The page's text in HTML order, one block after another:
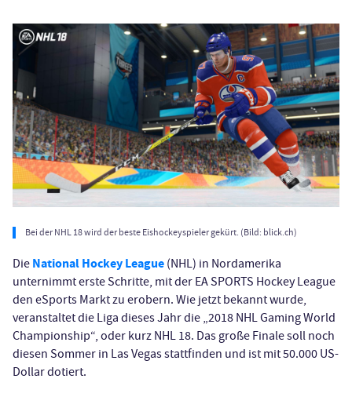
Bei der NHL 18 wird der beste Eishockeyspieler gekürt. (Bild: blick.ch)
Die National Hockey League (NHL) in Nordamerika
unternimmt erste Schritte, mit der EA SPORTS Hockey League
den eSports Markt zu erobern. Wie jetzt bekannt wurde,
veranstaltet die Liga dieses Jahr die „2018 NHL Gaming World
Championship“, oder kurz NHL 18. Das große Finale soll noch
diesen Sommer in Las Vegas stattfinden und ist mit 50.000 US-
Dollar dotiert.